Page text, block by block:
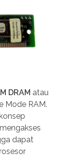
DRAM atau
Mode RAM.
dapat